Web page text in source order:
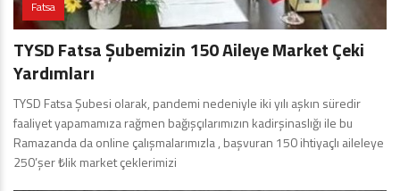
Fatsa
TYSD Fatsa Şubemizin 150 Aileye Market Çeki
Yardımları
TYSD Fatsa Şubesi olarak, pandemi nedeniyle iki yılı aşkın süredir
faaliyet yapamamıza rağmen bağışçılarımızın kadirşinaslığı ile bu
Ramazanda da online çalışmalarımızla , başvuran 150 ihtiyaçlı aileleye
250’şer ₺lik market çeklerimizi